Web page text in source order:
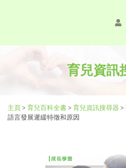
育兒資訊
主頁> 育兒百科全書> 育兒資訊搜尋器 >
語言發展遲緩特徵和原因